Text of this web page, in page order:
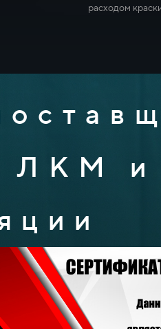
расходом
ЛКМ и